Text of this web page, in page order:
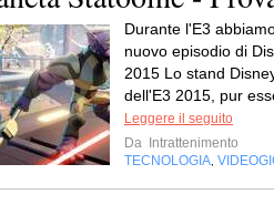
Durante l'E3
nuovo episodio di
2015 Lo stand
dell'E3 2015, pur
Leggere il seguito
Da
Intrattenimento
TECNOLOGIA